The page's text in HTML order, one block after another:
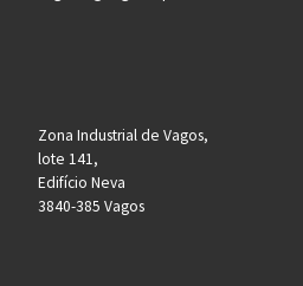
Zona Industrial de Vagos,
lote 141,
Edifício Neva
3840-385 Vagos